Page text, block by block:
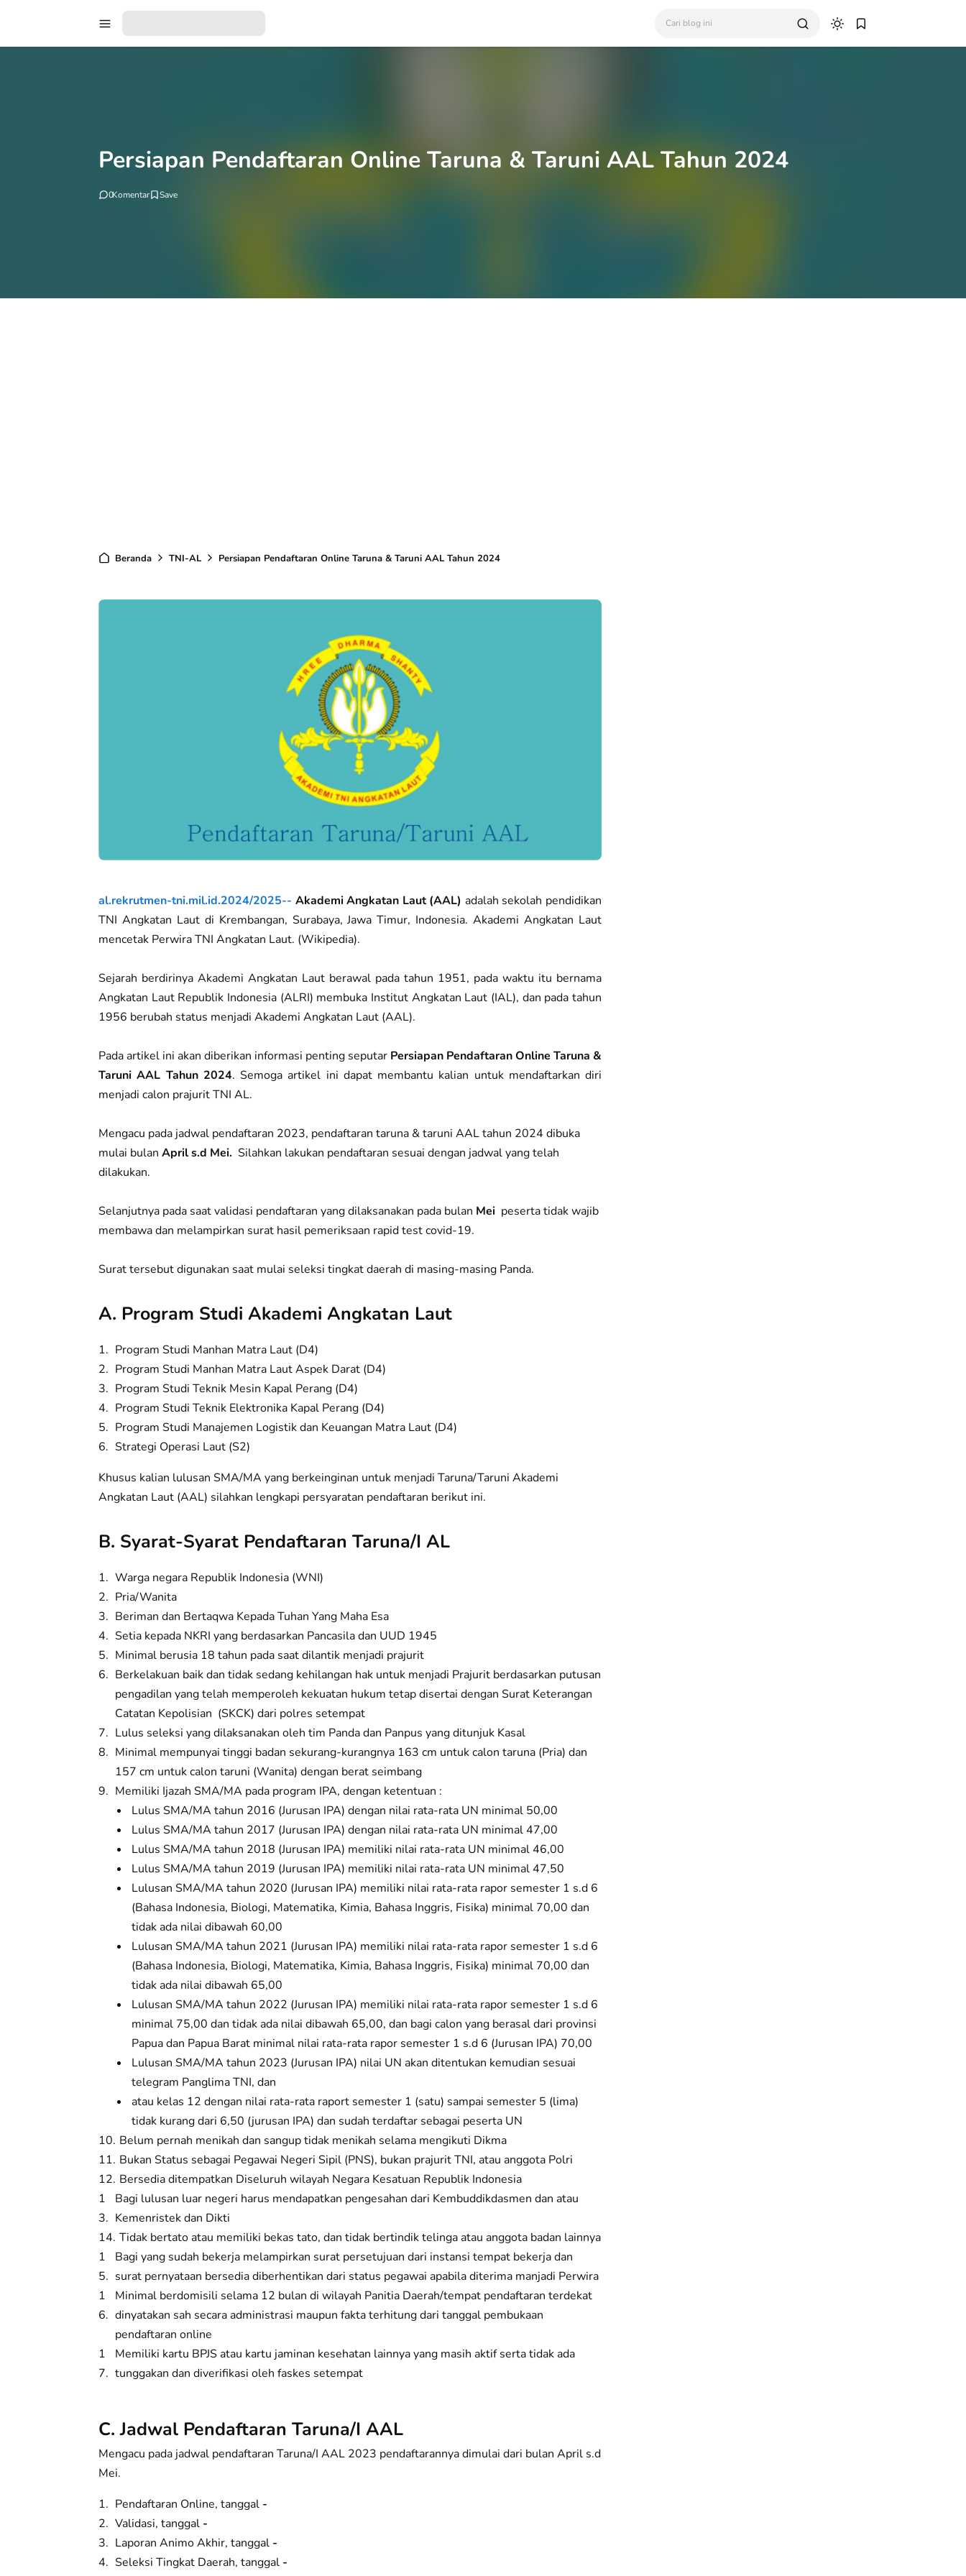
Persiapan Pendaftaran Online Taruna & Taruni AAL Tahun 2024
0Komentar
Beranda TNI-AL Persiapan Pendaftaran Online Taruna & Taruni AAL Tahun 2024
al.rekrutmen-tni.mil.id.2024/2025-- Akademi Angkatan Laut (AAL) adalah sekolah pendidikan
TNI Angkatan Laut di Krembangan, Surabaya, Jawa Timur, Indonesia. Akademi Angkatan Laut
mencetak Perwira TNI Angkatan Laut. (Wikipedia).
Sejarah berdirinya Akademi Angkatan Laut berawal pada tahun 1951, pada waktu itu bernama
Angkatan Laut Republik Indonesia (ALRI) membuka Institut Angkatan Laut (IAL), dan pada tahun
1956 berubah status menjadi Akademi Angkatan Laut (AAL).
Pada artikel ini akan diberikan informasi penting seputar Persiapan Pendaftaran Online Taruna &
Taruni AAL Tahun 2024. Semoga artikel ini dapat membantu kalian untuk mendaftarkan diri
menjadi calon prajurit TNI AL.
Mengacu pada jadwal pendaftaran 2023, pendaftaran taruna & taruni AAL tahun 2024 dibuka
mulai bulan April s.d Mei. Silahkan lakukan pendaftaran sesuai dengan jadwal yang telah
dilakukan.
Selanjutnya pada saat validasi pendaftaran yang dilaksanakan pada bulan Mei peserta tidak wajib
membawa dan melampirkan surat hasil pemeriksaan rapid test covid-19.
Surat tersebut digunakan saat mulai seleksi tingkat daerah di masing-masing Panda.
A. Program Studi Akademi Angkatan Laut
Program Studi Manhan Matra Laut (D4)
Program Studi Manhan Matra Laut Aspek Darat (D4)
Program Studi Teknik Mesin Kapal Perang (D4)
Program Studi Teknik Elektronika Kapal Perang (D4)
Program Studi Manajemen Logistik dan Keuangan Matra Laut (D4)
Strategi Operasi Laut (S2)
Khusus kalian lulusan SMA/MA yang berkeinginan untuk menjadi Taruna/Taruni Akademi
Angkatan Laut (AAL) silahkan lengkapi persyaratan pendaftaran berikut ini.
B. Syarat-Syarat Pendaftaran Taruna/I AL
Warga negara Republik Indonesia (WNI)
Pria/Wanita
Beriman dan Bertaqwa Kepada Tuhan Yang Maha Esa
Setia kepada NKRI yang berdasarkan Pancasila dan UUD 1945
Minimal berusia 18 tahun pada saat dilantik menjadi prajurit
Berkelakuan baik dan tidak sedang kehilangan hak untuk menjadi Prajurit berdasarkan putusan
pengadilan yang telah memperoleh kekuatan hukum tetap disertai dengan Surat Keterangan
Catatan Kepolisian (SKCK) dari polres setempat
Lulus seleksi yang dilaksanakan oleh tim Panda dan Panpus yang ditunjuk Kasal
Minimal mempunyai tinggi badan sekurang-kurangnya 163 cm untuk calon taruna (Pria) dan
157 cm untuk calon taruni (Wanita) dengan berat seimbang
Memiliki Ijazah SMA/MA pada program IPA, dengan ketentuan :
Lulus SMA/MA tahun 2016 (Jurusan IPA) dengan nilai rata-rata UN minimal 50,00
Lulus SMA/MA tahun 2017 (Jurusan IPA) dengan nilai rata-rata UN minimal 47,00
Lulus SMA/MA tahun 2018 (Jurusan IPA) memiliki nilai rata-rata UN minimal 46,00
Lulus SMA/MA tahun 2019 (Jurusan IPA) memiliki nilai rata-rata UN minimal 47,50
Lulusan SMA/MA tahun 2020 (Jurusan IPA) memiliki nilai rata-rata rapor semester 1 s.d 6
(Bahasa Indonesia, Biologi, Matematika, Kimia, Bahasa Inggris, Fisika) minimal 70,00 dan
tidak ada nilai dibawah 60,00
Lulusan SMA/MA tahun 2021 (Jurusan IPA) memiliki nilai rata-rata rapor semester 1 s.d 6
(Bahasa Indonesia, Biologi, Matematika, Kimia, Bahasa Inggris, Fisika) minimal 70,00 dan
tidak ada nilai dibawah 65,00
Lulusan SMA/MA tahun 2022 (Jurusan IPA) memiliki nilai rata-rata rapor semester 1 s.d 6
minimal 75,00 dan tidak ada nilai dibawah 65,00, dan bagi calon yang berasal dari provinsi
Papua dan Papua Barat minimal nilai rata-rata rapor semester 1 s.d 6 (Jurusan IPA) 70,00
Lulusan SMA/MA tahun 2023 (Jurusan IPA) nilai UN akan ditentukan kemudian sesuai
telegram Panglima TNI, dan
atau kelas 12 dengan nilai rata-rata raport semester 1 (satu) sampai semester 5 (lima)
tidak kurang dari 6,50 (jurusan IPA) dan sudah terdaftar sebagai peserta UN
Belum pernah menikah dan sangup tidak menikah selama mengikuti Dikma
Bukan Status sebagai Pegawai Negeri Sipil (PNS), bukan prajurit TNI, atau anggota Polri
Bersedia ditempatkan Diseluruh wilayah Negara Kesatuan Republik Indonesia
Bagi lulusan luar negeri harus mendapatkan pengesahan dari Kembuddikdasmen dan atau
Kemenristek dan Dikti
Tidak bertato atau memiliki bekas tato, dan tidak bertindik telinga atau anggota badan lainnya
Bagi yang sudah bekerja melampirkan surat persetujuan dari instansi tempat bekerja dan
surat pernyataan bersedia diberhentikan dari status pegawai apabila diterima manjadi Perwira
Minimal berdomisili selama 12 bulan di wilayah Panitia Daerah/tempat pendaftaran terdekat
dinyatakan sah secara administrasi maupun fakta terhitung dari tanggal pembukaan
pendaftaran online
Memiliki kartu BPJS atau kartu jaminan kesehatan lainnya yang masih aktif serta tidak ada
tunggakan dan diverifikasi oleh faskes setempat
C. Jadwal Pendaftaran Taruna/I AAL
Mengacu pada jadwal pendaftaran Taruna/I AAL 2023 pendaftarannya dimulai dari bulan April s.d
Mei.
Pendaftaran Online, tanggal -
Validasi, tanggal -
Laporan Animo Akhir, tanggal -
Seleksi Tingkat Daerah, tanggal -